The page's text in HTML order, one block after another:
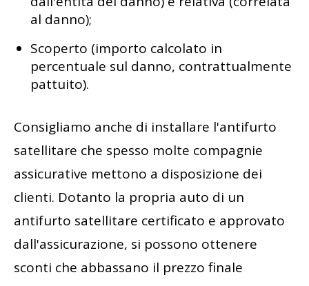
al danno);
Scoperto (importo calcolato in
percentuale sul danno, contrattualmente
pattuito).
Consigliamo anche di installare l'antifurto
satellitare che spesso molte compagnie
assicurative mettono a disposizione dei
clienti. Dotanto la propria auto di un
antifurto satellitare certificato e approvato
dall'assicurazione, si possono ottenere
sconti che abbassano il prezzo finale